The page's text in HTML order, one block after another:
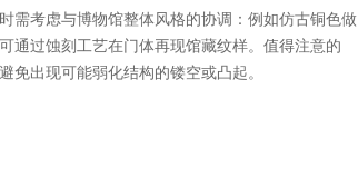
需考虑与博物馆整体风格的协调：例如仿古铜色做
通过蚀刻工艺在门体再现馆藏纹样。值得注意的
出现可能弱化结构的镂空或凸起。